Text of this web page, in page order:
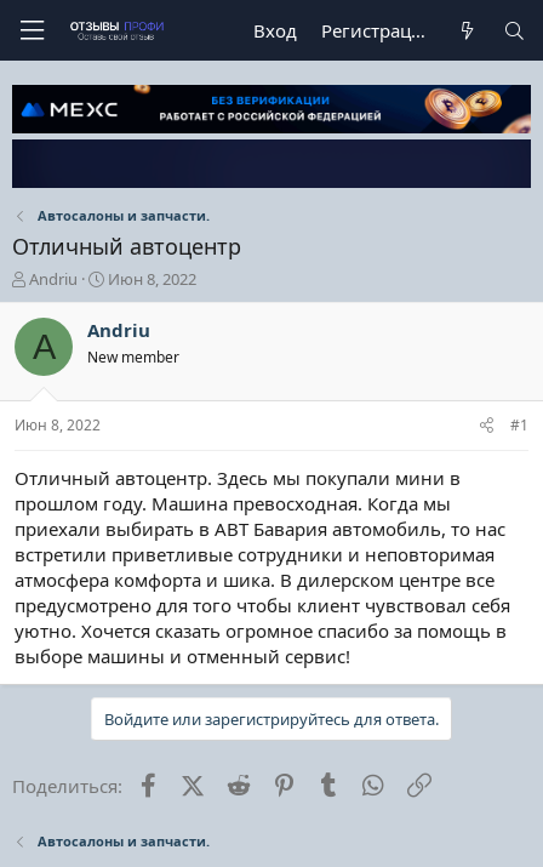
Вход Регистрация
Автосалоны и запчасти.
Отличный автоцентр
А
в
т
о
р
е
м
Andriu
Д
а
а
н
ч
а
Июн 8, 2022
A Andriu
New member
Июн 8, 2022 #1
Отличный автоцентр. Здесь мы покупали мини в
прошлом году. Машина превосходная. Когда мы
приехали выбирать в АВТ Бавария автомобиль, то нас
встретили приветливые сотрудники и неповторимая
атмосфера комфорта и шика. В дилерском центре все
предусмотрено для того чтобы клиент чувствовал себя
уютно. Хочется сказать огромное спасибо за помощь в
выборе машины и отменный сервис!
Войдите или зарегистрируйтесь для ответа.
Поделиться: FacebookX (Twitter)
Reddit PinterestTumblr WhatsApp
Автосалоны и запчасти.